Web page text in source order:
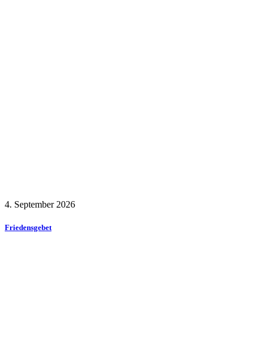
4. September 2026
Friedensgebet